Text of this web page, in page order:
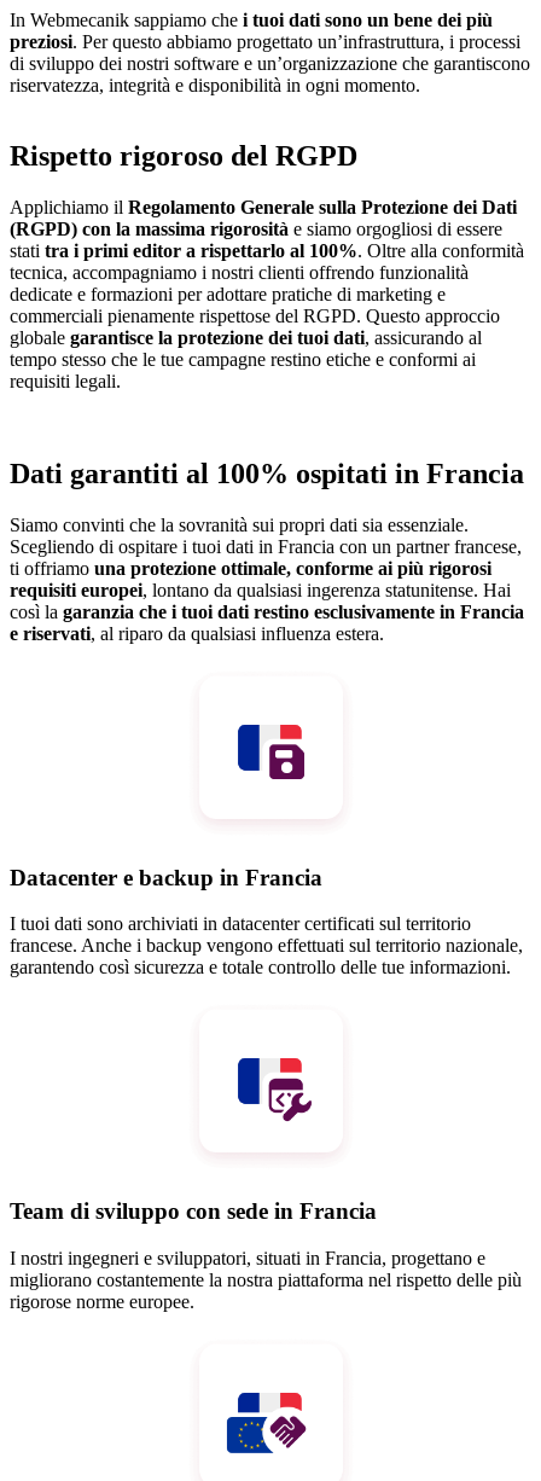
In Webmecanik sappiamo che i tuoi dati sono un bene dei più
preziosi. Per questo abbiamo progettato un’infrastruttura, i processi
di sviluppo dei nostri software e un’organizzazione che garantiscono
riservatezza, integrità e disponibilità in ogni momento.
Rispetto rigoroso del RGPD
Applichiamo il Regolamento Generale sulla Protezione dei Dati
(RGPD) con la massima rigorosità e siamo orgogliosi di essere
stati tra i primi editor a rispettarlo al 100%. Oltre alla conformità
tecnica, accompagniamo i nostri clienti offrendo funzionalità
dedicate e formazioni per adottare pratiche di marketing e
commerciali pienamente rispettose del RGPD. Questo approccio
globale garantisce la protezione dei tuoi dati, assicurando al
tempo stesso che le tue campagne restino etiche e conformi ai
requisiti legali.
Dati garantiti al 100% ospitati in Francia
Siamo convinti che la sovranità sui propri dati sia essenziale.
Scegliendo di ospitare i tuoi dati in Francia con un partner francese,
ti offriamo una protezione ottimale, conforme ai più rigorosi
requisiti europei, lontano da qualsiasi ingerenza statunitense. Hai
così la garanzia che i tuoi dati restino esclusivamente in Francia
e riservati, al riparo da qualsiasi influenza estera.
Datacenter e backup in Francia
I tuoi dati sono archiviati in datacenter certificati sul territorio
francese. Anche i backup vengono effettuati sul territorio nazionale,
garantendo così sicurezza e totale controllo delle tue informazioni.
Team di sviluppo con sede in Francia
I nostri ingegneri e sviluppatori, situati in Francia, progettano e
migliorano costantemente la nostra piattaforma nel rispetto delle più
rigorose norme europee.